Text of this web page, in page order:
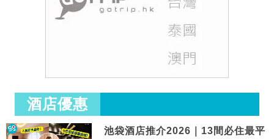
酒店優惠
池袋酒店推介2026｜13間必住最平